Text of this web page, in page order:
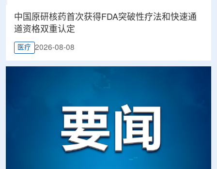
中国原研核药首次获得FDA突破性疗法和快速通
道资格双重认定
医疗 2026-08-08